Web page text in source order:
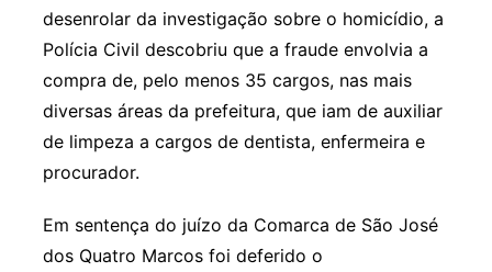
desenrolar da investigação sobre o homicídio, a
Polícia Civil descobriu que a fraude envolvia a
compra de, pelo menos 35 cargos, nas mais
diversas áreas da prefeitura, que iam de auxiliar
de limpeza a cargos de dentista, enfermeira e
procurador.
Em sentença do juízo da Comarca de São José
dos Quatro Marcos foi deferido o